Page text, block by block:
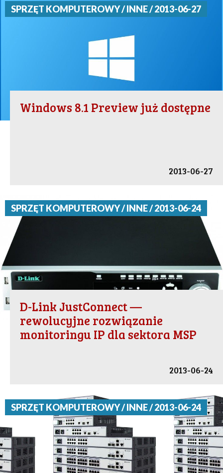
SPRZĘT KOMPUTEROWY / INNE / 2013-06-27
Windows 8.1 Preview już dostępne
2013-06-27
SPRZĘT KOMPUTEROWY / INNE / 2013-06-24
D-Link JustConnect —
rewolucyjne rozwiązanie
monitoringu IP dla sektora MSP
2013-06-24
SPRZĘT KOMPUTEROWY / INNE / 2013-06-24